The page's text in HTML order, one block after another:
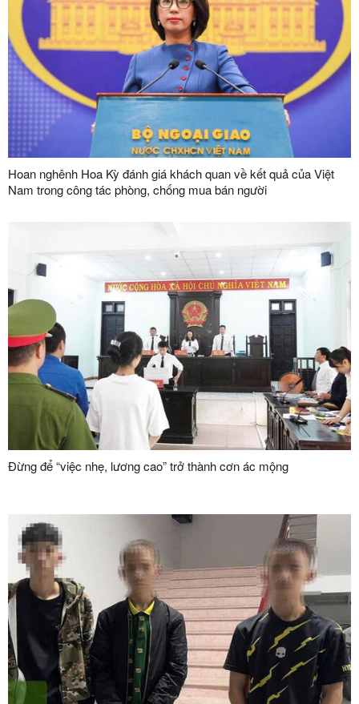
Hoan nghênh Hoa Kỳ đánh giá khách quan về kết quả của Việt
Nam trong công tác phòng, chống mua bán người
Đừng để “việc nhẹ, lương cao” trở thành cơn ác mộng